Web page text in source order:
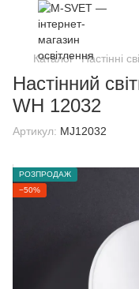
Каталог Настінні
Настінний
WH 12032
Артикул: MJ12032
РОЗПРОДАЖ
−50%